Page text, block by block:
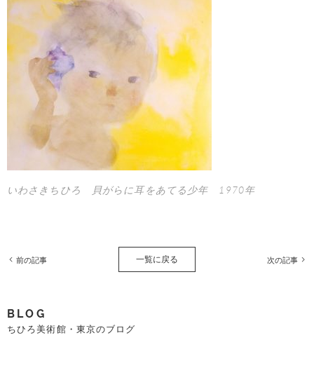
いわさきちひろ 貝がらに耳をあてる少年 1970年
前の記事 一覧に戻る 次の記事
BLOG
ちひろ美術館・東京のブログ